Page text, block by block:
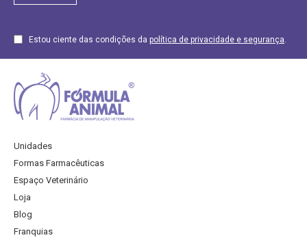
Estou ciente das condições da política de privacidade e segurança.
Unidades
Formas Farmacêuticas
Espaço Veterinário
Loja
Blog
Franquias